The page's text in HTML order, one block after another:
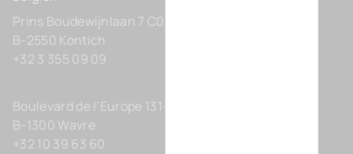
Prins Boudewijnlaan 7 C0201
B-2550 Kontich
+32 3 355 09 09
Boulevard de l’Europe 131-D21
B-1300 Wavre
+32 10 39 63 60